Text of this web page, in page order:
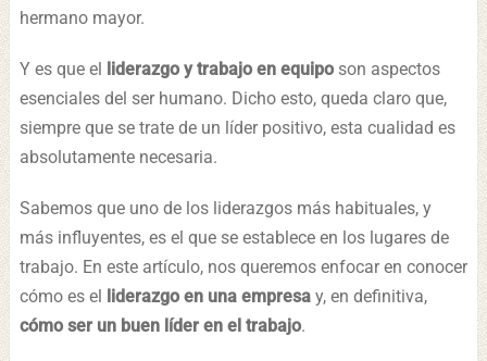
hermano mayor.
Y es que el liderazgo y trabajo en equiposon aspectos
esenciales del ser humano. Dicho esto, queda claro que,
siempre que se trate de un líder positivo, esta cualidad es
absolutamente necesaria.
Sabemos que uno de los liderazgos más habituales, y
más influyentes, es el que se establece en los lugares de
trabajo. En este artículo, nos queremos enfocar en conocer
cómo es el liderazgo en una empresay, en definitiva,
cómo ser un buen líder en el trabajo.